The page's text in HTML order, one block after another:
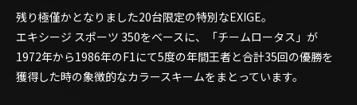
残り極僅かとなりました20台限定の特別なEXIGE。
エキシージ スポーツ 350をベースに、「チームロータス」が
1972年から1986年のF1にて5度の年間王者と合計35回の優勝を
獲得した時の象徴的なカラースキームをまとっています。